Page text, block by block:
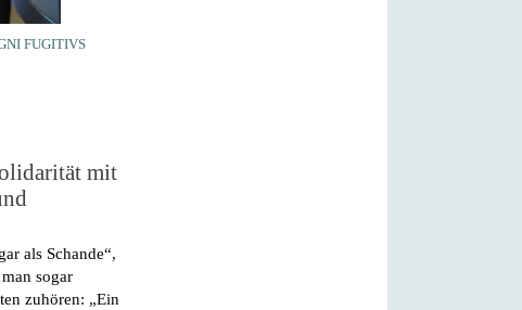
FUGITIVS
mit
als Schande“,
sogar
zuhören: „Ein